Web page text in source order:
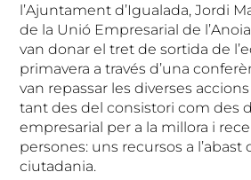
l’Ajuntament d’Igualada, Jordi
de la Unió Empresarial de
van donar el tret de sortida de
primavera a través d’una
van repassar les diverses
tant des del consistori com des
empresarial per a la millora i
persones: uns recursos a l’abast
ciutadania.